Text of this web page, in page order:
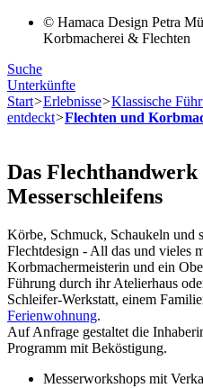
© Hamaca Design Petra
Korbmacherei & Flechten
Suche
Unterkünfte
Start>Erlebnisse>Klassische
entdeckt>Flechten und
Das
Messerschleifens
Körbe, Schmuck, Schaukeln und
Flechtdesign - All das und vieles
Korbmachermeisterin und ein
Führung durch ihr Atelierhaus
Schleifer-Werkstatt, einem
Ferienwohnung.
‎‎Auf Anfrage gestaltet die
Programm mit Beköstigung.
Messerworkshops mit